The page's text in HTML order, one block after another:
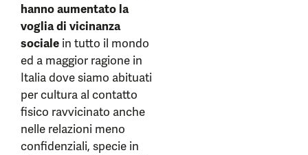
hanno aumentato la
voglia di vicinanza
sociale in tutto il mondo
ed a maggior ragione in
Italia dove siamo abituati
per cultura al contatto
fisico ravvicinato anche
nelle relazioni meno
confidenziali, specie in